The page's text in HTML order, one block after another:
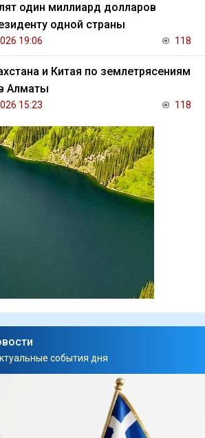
один миллиард долларов
одной страны
19:06 118
и Китая по землетрясениям
Алматы
15:23 118
события дня